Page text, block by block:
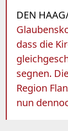
DEN
dass die
segnen.
Region
nun